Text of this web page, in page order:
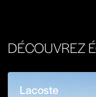
DÉCOUVREZ
Lacoste